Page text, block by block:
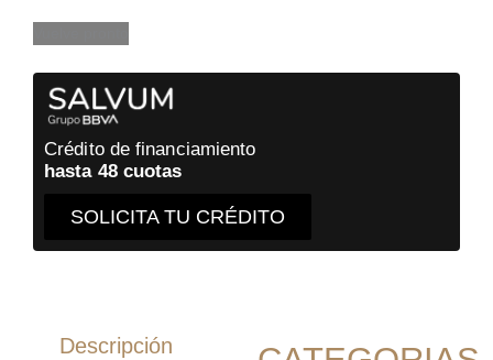
Crédito de financiamiento
hasta 48 cuotas
SOLICITA TU CRÉDITO
Descripción